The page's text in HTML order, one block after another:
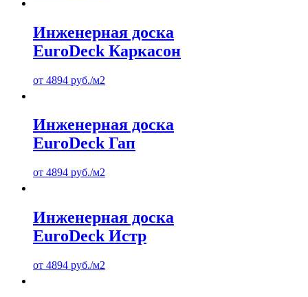
Инженерная доска
EuroDeck Каркасон
от 4894 руб./м2
Инженерная доска
EuroDeck Гап
от 4894 руб./м2
Инженерная доска
EuroDeck Истр
от 4894 руб./м2